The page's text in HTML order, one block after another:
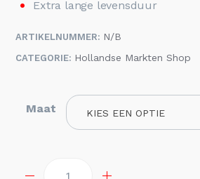
Extra lange levensduur
ARTIKELNUMMER: N/B
CATEGORIE: Hollandse Markten Shop
Maat KIES EEN OPTIE